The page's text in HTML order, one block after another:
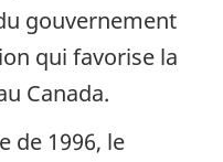
gouvernement
qui favorise la
Canada.
de 1996, le